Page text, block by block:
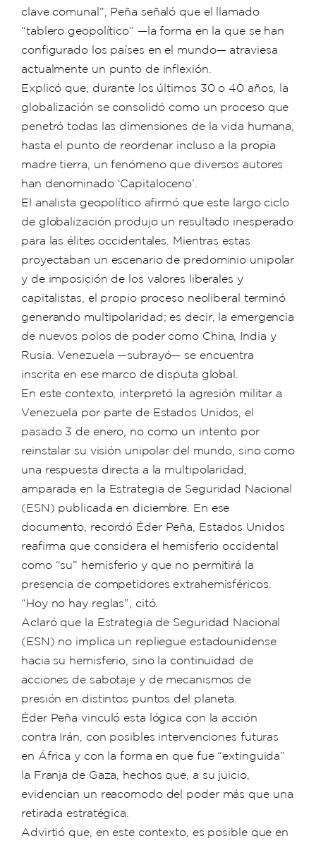
clave comunal”, Peña señaló que el llamado
“tablero geopolítico” —la forma en la que se han
configurado los países en el mundo— atraviesa
actualmente un punto de inflexión.
Explicó que, durante los últimos 30 o 40 años, la
globalización se consolidó como un proceso que
penetró todas las dimensiones de la vida humana,
hasta el punto de reordenar incluso a la propia
madre tierra, un fenómeno que diversos autores
han denominado ‘Capitaloceno’.
El analista geopolítico afirmó que este largo ciclo
de globalización produjo un resultado inesperado
para las élites occidentales. Mientras estas
proyectaban un escenario de predominio unipolar
y de imposición de los valores liberales y
capitalistas, el propio proceso neoliberal terminó
generando multipolaridad; es decir, la emergencia
de nuevos polos de poder como China, India y
Rusia. Venezuela —subrayó— se encuentra
inscrita en ese marco de disputa global.
En este contexto, interpretó la agresión militar a
Venezuela por parte de Estados Unidos, el
pasado 3 de enero, no como un intento por
reinstalar su visión unipolar del mundo, sino como
una respuesta directa a la multipolaridad,
amparada en la Estrategia de Seguridad Nacional
(ESN) publicada en diciembre. En ese
documento, recordó Éder Peña, Estados Unidos
reafirma que considera el hemisferio occidental
como “su” hemisferio y que no permitirá la
presencia de competidores extrahemisféricos.
“Hoy no hay reglas”, citó.
Aclaró que la Estrategia de Seguridad Nacional
(ESN) no implica un repliegue estadounidense
hacia su hemisferio, sino la continuidad de
acciones de sabotaje y de mecanismos de
presión en distintos puntos del planeta.
Éder Peña vinculó esta lógica con la acción
contra Irán, con posibles intervenciones futuras
en África y con la forma en que fue “extinguida”
la Franja de Gaza, hechos que, a su juicio,
evidencian un reacomodo del poder más que una
retirada estratégica.
Advirtió que, en este contexto, es posible que en